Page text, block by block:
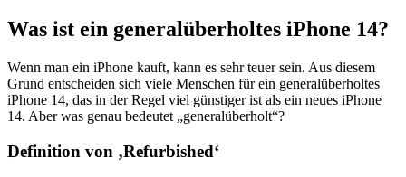
Was ist ein generalüberholtes iPhone 14?
Wenn man ein iPhone kauft, kann es sehr teuer sein. Aus diesem
Grund entscheiden sich viele Menschen für ein generalüberholtes
iPhone 14, das in der Regel viel günstiger ist als ein neues iPhone
14. Aber was genau bedeutet „generalüberholt“?
Definition von ‚Refurbished‘